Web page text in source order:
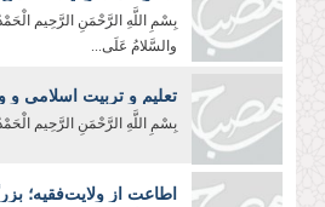
بِسْمِ اللَّهِ الرَّحْمَنِ الرَّحِیم
والسَّلامُ عَلَی...
تعلیم و تربیت اسلامی و
بِسْمِ اللَّهِ الرَّحْمَنِ الرَّحِیم